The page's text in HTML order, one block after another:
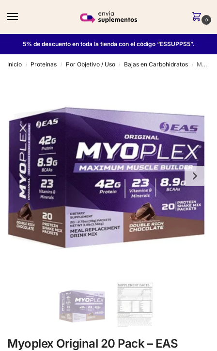
0
5% de descuento en toda la tienda con el código “ESSUPPS5”.
Inicio / Proteínas / Por Objetivo / Uso / Bajas en Carbohidratos / Myoplex Original 20 Pack – EAS
Myoplex Original 20 Pack – EAS